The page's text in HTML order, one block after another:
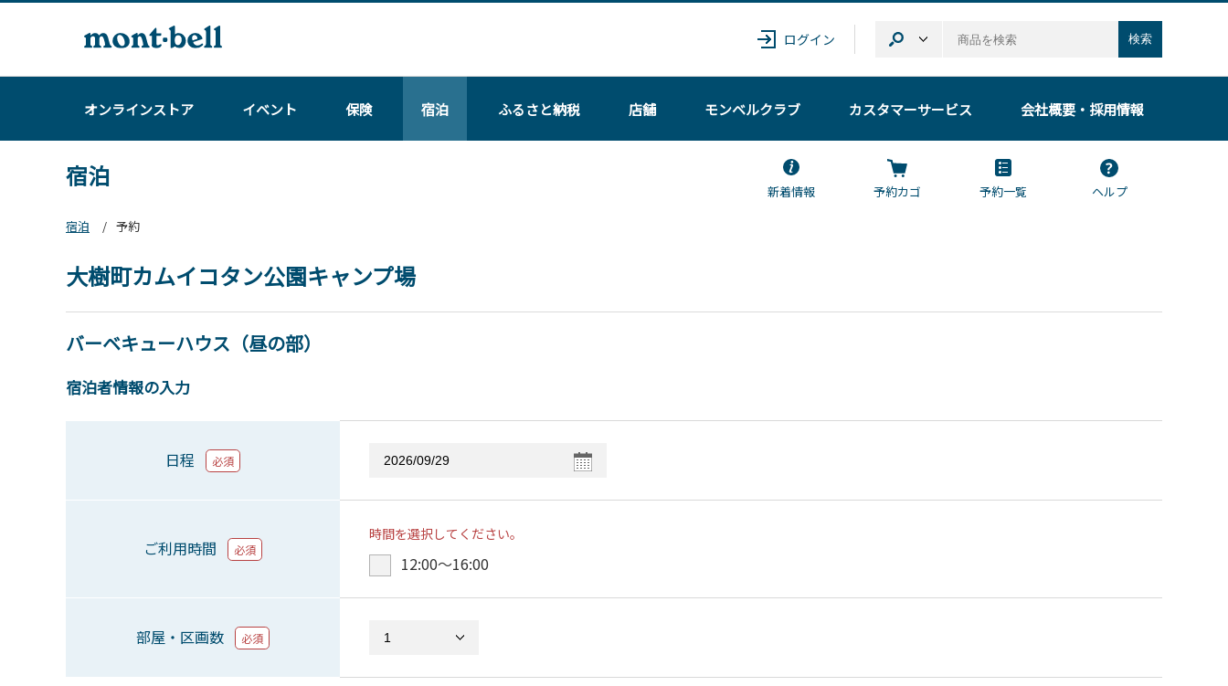
ログイン 検索
オンラインストア イベント 保険 宿泊 ふるさと納税 店舗 モンベルクラブ カスタマーサービス 会社概要・採用情報
宿泊
新着情報 予約カゴ 予約一覧
ヘルプ
宿泊
予約
大樹町カムイコタン公園キャンプ場
バーベキューハウス（昼の部）
宿泊者情報の入力
日程 必須
ご利用時間 必須
時間を選択してください。
12:00〜16:00
部屋・区画数 必須